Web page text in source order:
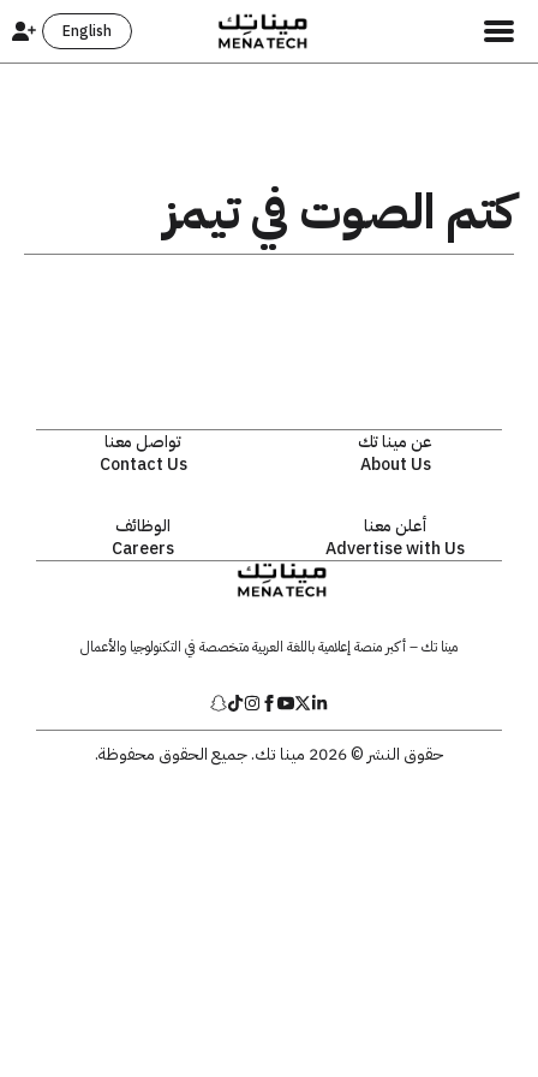
English
كتم الصوت في تيمز
عن مينا تك
About Us
تواصل معنا
Contact Us
أعلن معنا
Advertise with Us
الوظائف
Careers
مينا تك – أكبر منصة إعلامية باللغة العربية متخصصة في التكنولوجيا والأعمال
حقوق النشر © 2026 مينا تك. جميع الحقوق محفوظة.